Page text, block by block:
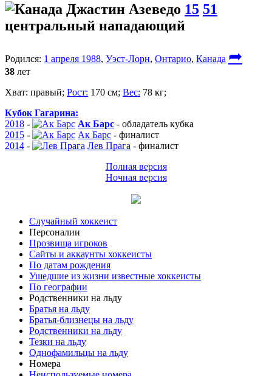
Джастин Азеведо 15 51
центральный нападающий
Родился: 1 апреля 1988, Уэст-Лорн, Онтарио, Канада ➦
38 лет
Хват: правый; Рост: 170 см; Вес: 78 кг;
Кубок Гагарина:
2018 - Ак Барс - обладатель кубка
2015 - Ак Барс - финалист
2014 - Лев Прага - финалист
Полная версия
Ночная версия
Случайный хоккеист
Персоналии
Прозвища игроков
Сайты и аккаунты хоккеисты
По датам рождения
Ушедшие из жизни известные хоккеисты
По географии
Родственники на льду
Братья на льду
Братья-близнецы на льду
Родственники на льду
Тезки на льду
Однофамильцы на льду
Номера